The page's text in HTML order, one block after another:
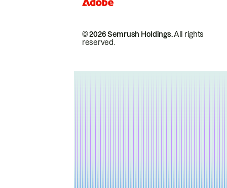
© 2026 Semrush Holdings.All rights
reserved.